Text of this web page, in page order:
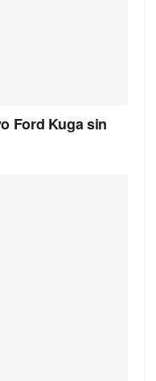
Ford Kuga sin